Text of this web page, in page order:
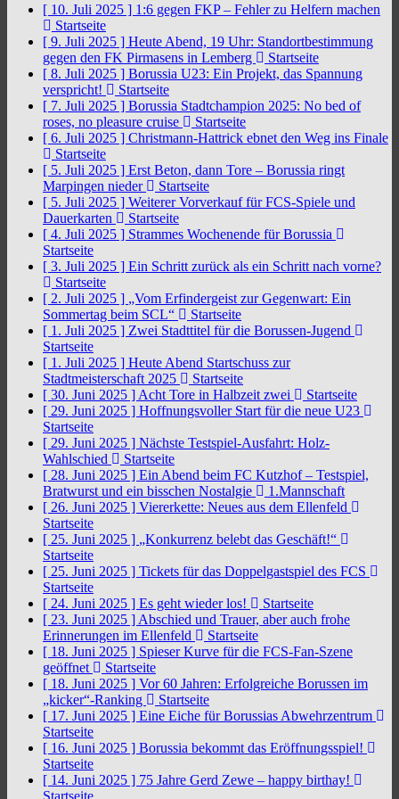
[ 10. Juli 2025 ] 1:6 gegen FKP – Fehler zu Helfern machen
Startseite
[ 9. Juli 2025 ] Heute Abend, 19 Uhr: Standortbestimmung
gegen den FK Pirmasens in Lemberg
Startseite
[ 8. Juli 2025 ] Borussia U23: Ein Projekt, das Spannung
verspricht!
Startseite
[ 7. Juli 2025 ] Borussia Stadtchampion 2025: No bed of
roses, no pleasure cruise
Startseite
[ 6. Juli 2025 ] Christmann-Hattrick ebnet den Weg ins Finale
Startseite
[ 5. Juli 2025 ] Erst Beton, dann Tore – Borussia ringt
Marpingen nieder
Startseite
[ 5. Juli 2025 ] Weiterer Vorverkauf für FCS-Spiele und
Dauerkarten
Startseite
[ 4. Juli 2025 ] Strammes Wochenende für Borussia
Startseite
[ 3. Juli 2025 ] Ein Schritt zurück als ein Schritt nach vorne?
Startseite
[ 2. Juli 2025 ] „Vom Erfindergeist zur Gegenwart: Ein
Sommertag beim SCL“
Startseite
[ 1. Juli 2025 ] Zwei Stadttitel für die Borussen-Jugend
Startseite
[ 1. Juli 2025 ] Heute Abend Startschuss zur
Stadtmeisterschaft 2025
Startseite
[ 30. Juni 2025 ] Acht Tore in Halbzeit zwei
Startseite
[ 29. Juni 2025 ] Hoffnungsvoller Start für die neue U23
Startseite
[ 29. Juni 2025 ] Nächste Testspiel-Ausfahrt: Holz-
Wahlschied
Startseite
[ 28. Juni 2025 ] Ein Abend beim FC Kutzhof – Testspiel,
Bratwurst und ein bisschen Nostalgie
1.Mannschaft
[ 26. Juni 2025 ] Viererkette: Neues aus dem Ellenfeld
Startseite
[ 25. Juni 2025 ] „Konkurrenz belebt das Geschäft!“
Startseite
[ 25. Juni 2025 ] Tickets für das Doppelgastspiel des FCS
Startseite
[ 24. Juni 2025 ] Es geht wieder los!
Startseite
[ 23. Juni 2025 ] Abschied und Trauer, aber auch frohe
Erinnerungen im Ellenfeld
Startseite
[ 18. Juni 2025 ] Spieser Kurve für die FCS-Fan-Szene
geöffnet
Startseite
[ 18. Juni 2025 ] Vor 60 Jahren: Erfolgreiche Borussen im
„kicker“-Ranking
Startseite
[ 17. Juni 2025 ] Eine Eiche für Borussias Abwehrzentrum
Startseite
[ 16. Juni 2025 ] Borussia bekommt das Eröffnungsspiel!
Startseite
[ 14. Juni 2025 ] 75 Jahre Gerd Zewe – happy birthay!
Startseite